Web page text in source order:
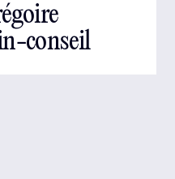
conseil